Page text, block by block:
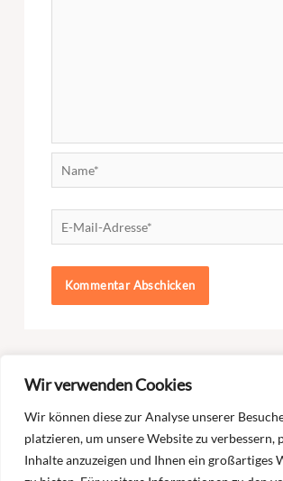
Wir verwenden Cookies
Wir können diese zur Analyse unserer
platzieren, um unsere Website zu verbessern,
Inhalte anzuzeigen und Ihnen ein großartiges
Name*
Mail-
Adresse*
online – PAUSE
Akzeptanz